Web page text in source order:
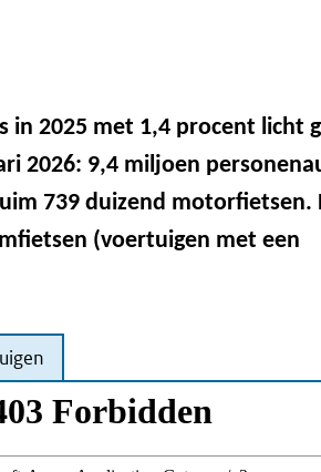
2025 met 1,4 procent licht
2026: 9,4 miljoen
739 duizend motorfietsen.
(voertuigen met een